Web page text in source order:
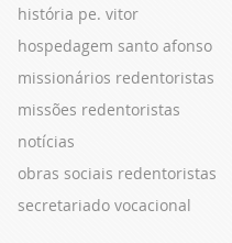
história pe. vitor
hospedagem santo afonso
missionários redentoristas
missões redentoristas
notícias
obras sociais redentoristas
secretariado vocacional